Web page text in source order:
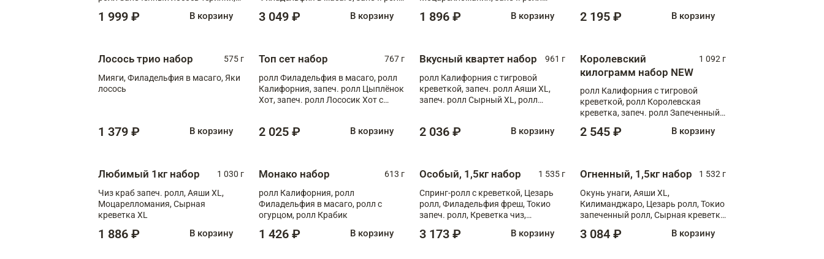
1 999 ₽ В корзину
Тигровая креветка с моцареллой,
3 049 ₽ В корзину 1 896 ₽ В корзину 2 195 ₽ В корзину
Лосось трио набор
575 г
Мияги, Филадельфия в масаго, Яки
лосось
1 379 ₽ В корзину
Топ сет набор
767 г
ролл Филадельфия в масаго, ролл
Калифорния, запеч. ролл Цыплёнок
Хот, запеч. ролл Лососик Хот с
2 025 ₽ В корзину
Вкусный квартет набор
961 г
ролл Калифорния с тигровой
креветкой, запеч. ролл Аяши XL,
запеч. ролл Сырный XL, ролл
2 036 ₽ В корзину
Королевский
килограмм набор NEW
1 092 г
ролл Калифорния с тигровой
креветкой, ролл Королевская
креветка, запеч. ролл Запеченный
XL, запеч. ролл Крабик Хот
2 545 ₽ В корзину
Любимый 1кг набор
1 030 г
Чиз краб запеч. ролл, Аяши XL,
Моцарелломания, Сырная
креветка XL
1 886 ₽ В корзину
Монако набор
613 г
ролл Калифорния, ролл
Филадельфия в масаго, ролл с
огурцом, ролл Крабик
1 426 ₽ В корзину
Особый, 1,5кг набор
1 535 г
Спринг-ролл с креветкой, Цезарь
ролл, Филадельфия фреш, Токио
запеч. ролл, Креветка чиз,
Флорида
3 173 ₽ В корзину
Огненный, 1,5кг набор
1 532 г
Окунь унаги, Аяши XL,
Килиманджаро, Цезарь ролл, Токио
запеченный ролл, Сырная креветка
3 084 ₽ В корзину